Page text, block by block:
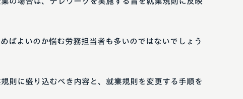
則に盛り込むべき内容と、就業規則を変更する手順を
ばよいのか悩む労務担当者も多いのではないでしょう